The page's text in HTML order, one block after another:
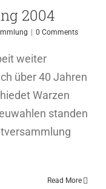
2004
0 Comments
weiter
über 40 Jahren
Warzen
standen
Read More